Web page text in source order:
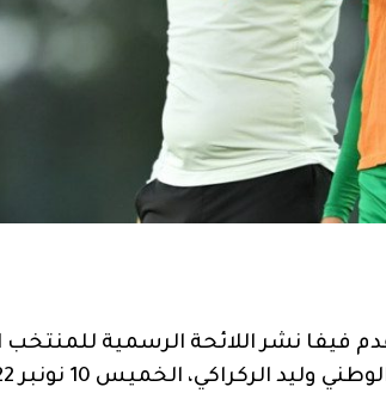
فيفا نشر اللائحة الرسمية